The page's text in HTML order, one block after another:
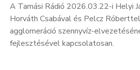
A Tamási Rádió 2026.03.22-i Helyi
Horváth Csabával és Pelcz
agglomeráció szennyvíz-
fejlesztésével kapcsolatosan.